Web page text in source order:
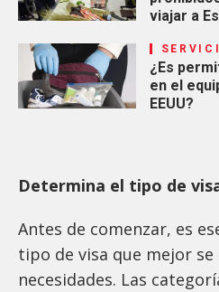
viajar a
¿Es
en el
EEUU?
Determina el tipo de
Antes de comenzar, es
tipo de visa que mejor
necesidades. Las